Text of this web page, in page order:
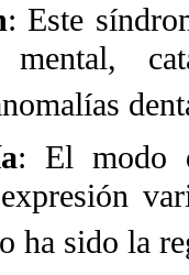
: Este
: El modo
ha sido la